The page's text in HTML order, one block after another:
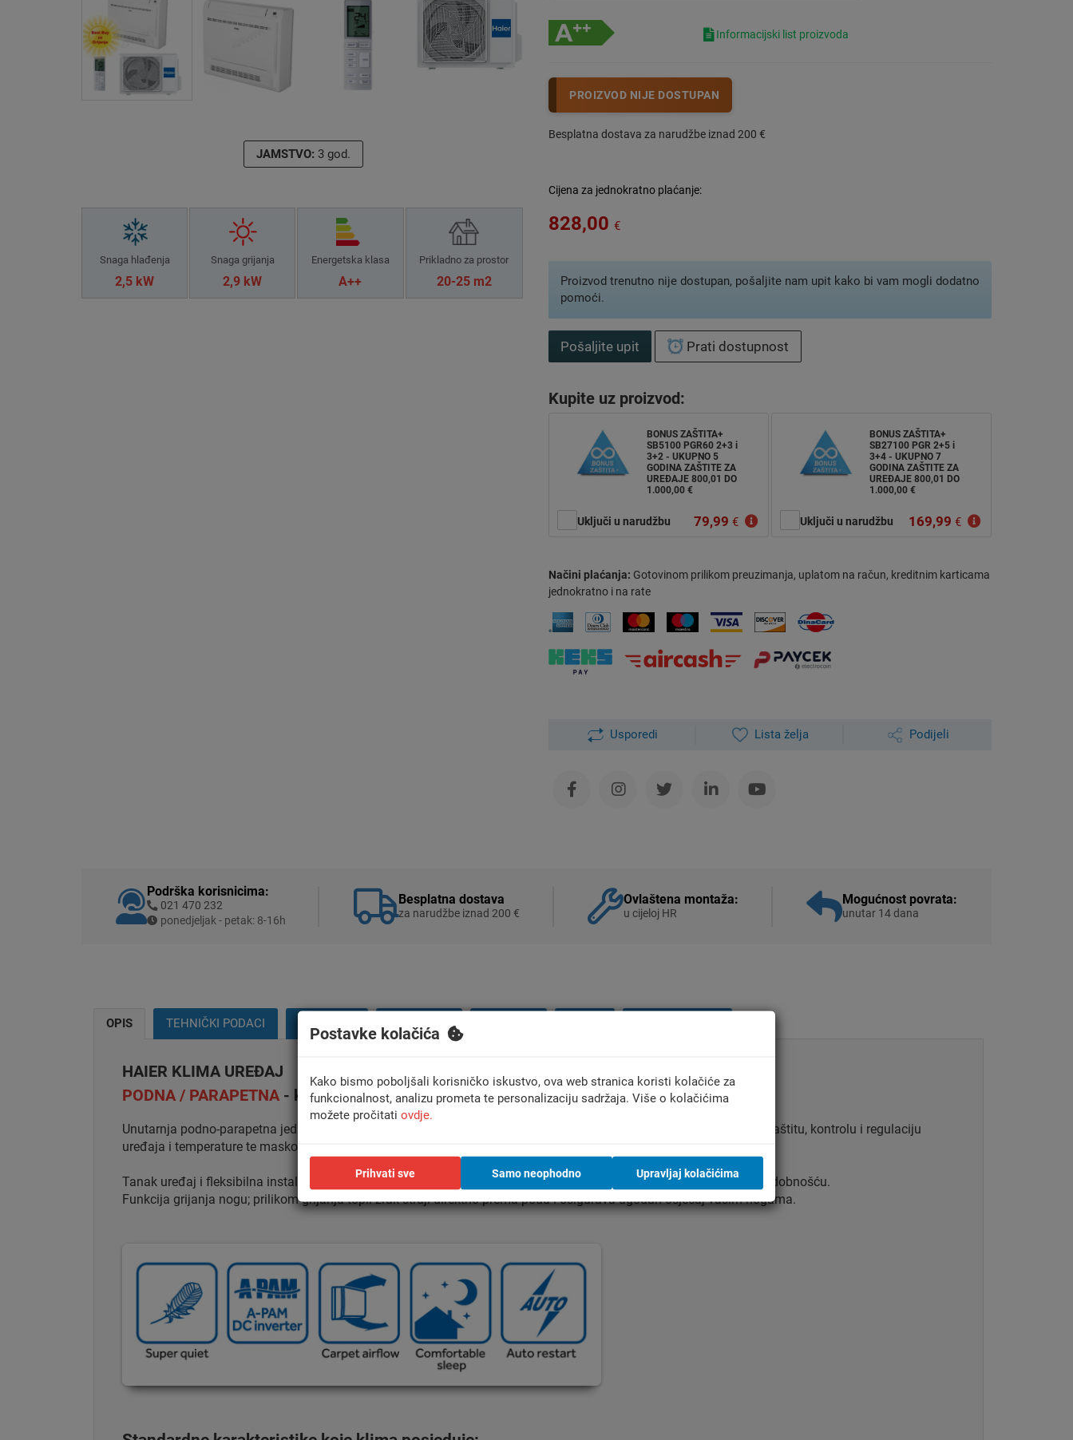
JAMSTVO: 3 god.
Snaga hlađenja
2,5 kW
Snaga grijanja
2,9 kW
Energetska klasa
A++
Prikladno za prostor
20-25 m2
Informacijski list proizvoda
PROIZVOD NIJE DOSTUPAN
Besplatna dostava za narudžbe iznad 200 €
Cijena za jednokratno plaćanje:
828,00 €
Proizvod trenutno nije dostupan, pošaljite nam upit kako bi vam mogli dodatno
pomoći.
Pošaljite upit Prati dostupnost
Kupite uz proizvod:
BONUS ZAŠTITA+
SB5100 PGR60 2+3 i
3+2 - UKUPNO 5
GODINA ZAŠTITE ZA
UREĐAJE 800,01 DO
1.000,00 €
Uključi u narudžbu 79,99 €
BONUS ZAŠTITA+
SB27100 PGR 2+5 i
3+4 - UKUPNO 7
GODINA ZAŠTITE ZA
UREĐAJE 800,01 DO
1.000,00 €
Uključi u narudžbu 169,99 €
Načini plaćanja: Gotovinom prilikom preuzimanja, uplatom na račun, kreditnim karticama
jednokratno i na rate
Usporedi Lista želja Podijeli
Podrška korisnicima:
021 470 232
ponedjeljak - petak: 8-16h
Besplatna dostava
za narudžbe iznad 200 €
Ovlaštena montaža:
u cijeloj HR
Mogućnost povrata:
unutar 14 dana
OPIS TEHNIČKI PODACI
HAIER KLIMA UREĐAJ
PODNA / PARAPETNA - komplet unutarnja i vanjska jedinica
Unutarnja podno-parapetna jedinica inverter sustava grijanja/hlađenja, opremljena svim potrebnim elementima za zaštitu, kontrolu i regulaciju
uređaja i temperature te maskom.
Tanak uređaj i fleksibilna instalacija pogodna je za različite varijante interijera, te zadovoljava sve vaše potrebe za udobnošću.
Funkcija grijanja nogu; prilikom grijanja topli zrak struji direktno prema podu i osigurava ugodan osjećaj vašim nogama.
Postavke kolačića
Kako bismo poboljšali korisničko iskustvo, ova web stranica koristi kolačiće za
funkcionalnost, analizu prometa te personalizaciju sadržaja. Više o kolačićima
možete pročitati ovdje.
Prihvati sve Samo neophodno Upravljaj kolačićima